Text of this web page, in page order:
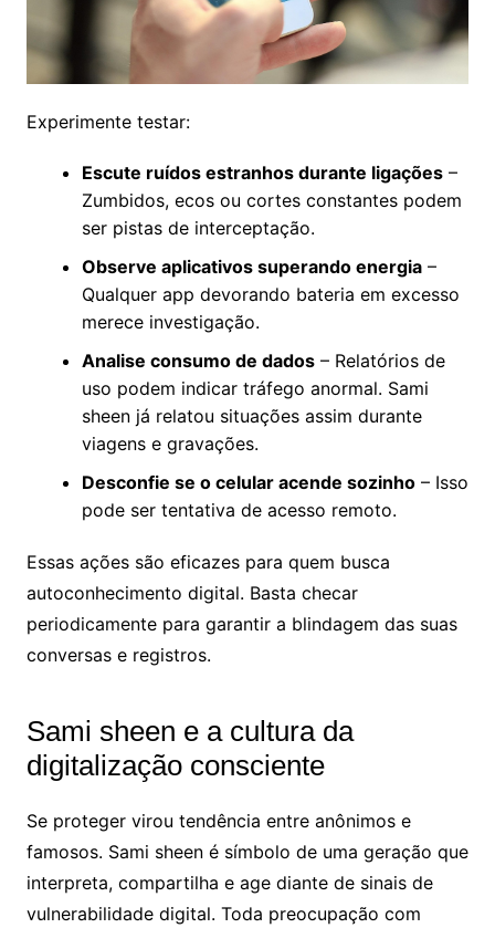
Experimente testar:
Escute ruídos estranhos durante ligações–
Zumbidos, ecos ou cortes constantes podem
ser pistas de interceptação.
Observe aplicativos superando energia–
Qualquer app devorando bateria em excesso
merece investigação.
Analise consumo de dados– Relatórios de
uso podem indicar tráfego anormal. Sami
sheen já relatou situações assim durante
viagens e gravações.
Desconfie se o celular acende sozinho– Isso
pode ser tentativa de acesso remoto.
Essas ações são eficazes para quem busca
autoconhecimento digital. Basta checar
periodicamente para garantir a blindagem das suas
conversas e registros.
Sami sheen e a cultura da
digitalização consciente
Se proteger virou tendência entre anônimos e
famosos. Sami sheen é símbolo de uma geração que
interpreta, compartilha e age diante de sinais de
vulnerabilidade digital. Toda preocupação com